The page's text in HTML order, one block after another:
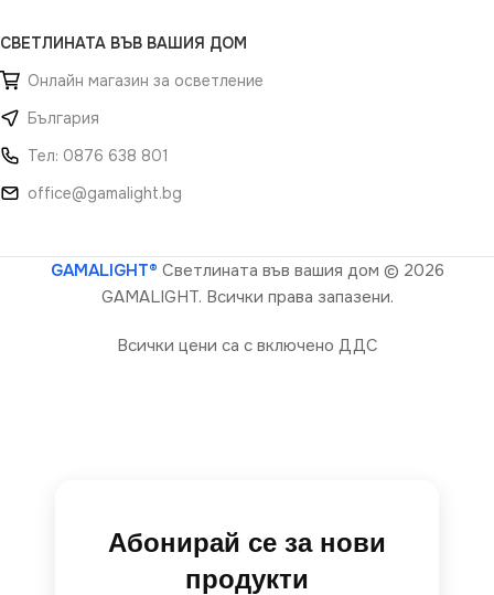
СВЕТЛИНАТА ВЪВ ВАШИЯ ДОМ
Онлайн магазин за осветление
България
Тел: 0876 638 801
office@gamalight.bg
GAMALIGHT® Светлината във вашия дом © 2026
GAMALIGHT. Всички права запазени.
Всички цени са с включено ДДС
Абонирай се за нови
продукти